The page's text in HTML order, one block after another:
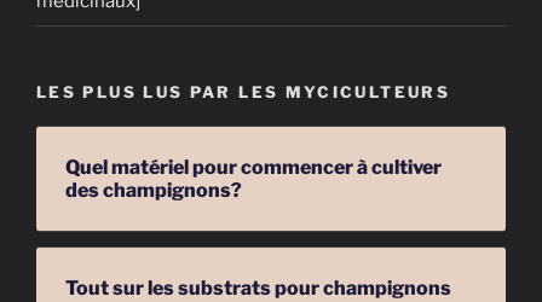
LES PLUS LUS PAR LES MYCICULTEURS
Quel matériel pour commencer à cultiver
des champignons?
Tout sur les substrats pour champignons